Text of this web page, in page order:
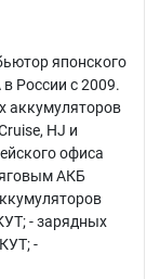
японского
в России с 2009.
аккумуляторов
HJ и
офиса
АКБ
- зарядных
-